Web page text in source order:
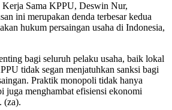
Sama KPPU, Deswin Nur,
ini merupakan denda terbesar kedua
hukum persaingan usaha di Indonesia,
bagi seluruh pelaku usaha, baik lokal
tidak segan menjatuhkan sanksi bagi
Praktik monopoli tidak hanya
juga menghambat efisiensi ekonomi
(za).